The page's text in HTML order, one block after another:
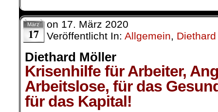
März
17
on 17. März 2020
Veröffentlicht In: Allgemein,
Diethard Möller
Krisenhilfe für Arbeiter,
Arbeitslose, für das
für das Kapital!